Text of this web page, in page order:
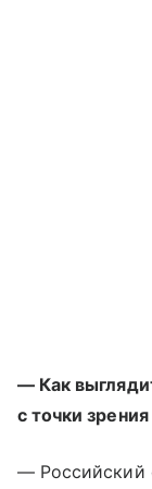
— Как
с точки
— Российский